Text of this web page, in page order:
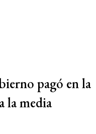
pagó en la
la media